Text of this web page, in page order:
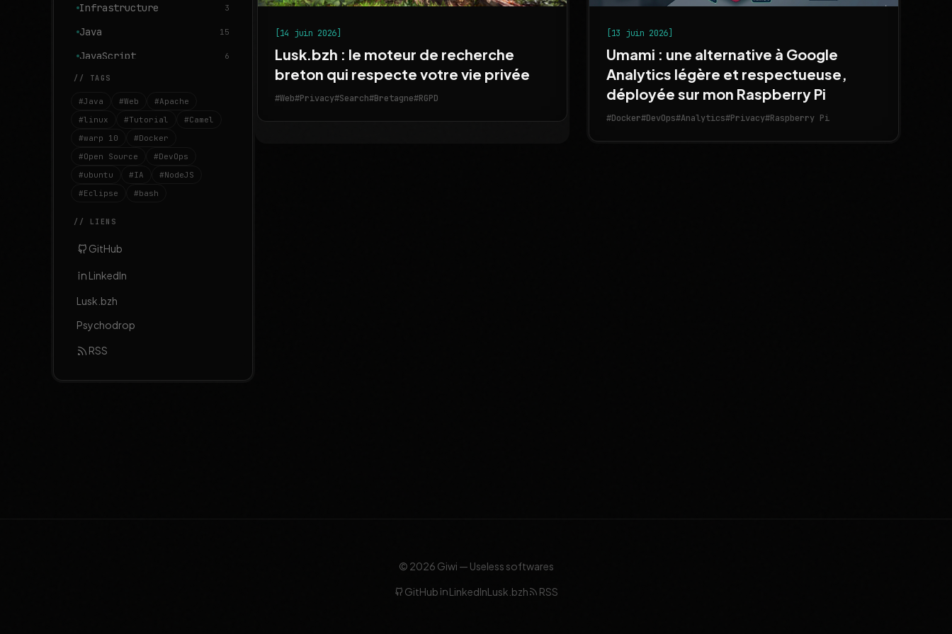
Infrastructure 3
Java 15
JavaScript 6
Linux
MongoDB
OSGI
OpenSource
Réalisations
Ubuntu
Warp 10
Web
// TAGS
#Java #Web
#Apache
#linux
#Tutorial
#Camel
#warp 10
#Docker
#Open Source
#DevOps
#ubuntu
#IA
#NodeJS
#Eclipse
#bash
// LIENS
GitHub
LinkedIn
Lusk.bzh
Psychodrop
RSS
[14 juin 2026]
Lusk.bzh : le moteur de recherche
breton qui respecte votre vie privée
#Web#Privacy#Search#Bretagne#RGPD
[13 juin 2026]
Umami : une alternative à Google
Analytics légère et respectueuse,
déployée sur mon Raspberry Pi
#Docker#DevOps#Analytics#Privacy#Raspberry Pi
© 2026 Giwi — Useless softwares
GitHub
LinkedInLusk.bzh RSS